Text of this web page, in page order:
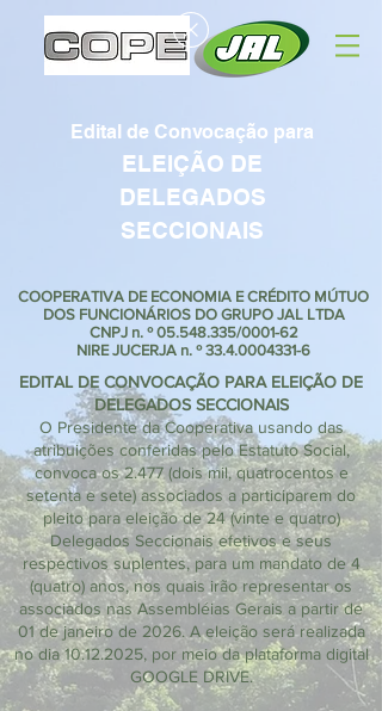
Edital de Convocação para
ELEIÇÃO DE
DELEGADOS
SECCIONAIS
COOPERATIVA DE ECONOMIA E CRÉDITO MÚTUO
DOS FUNCIONÁRIOS DO GRUPO JAL LTDA
CNPJ n. º05.548.335/0001-62
NIRE JUCERJA n. º33.4.0004331-6
EDITAL DE CONVOCAÇÃO PARA ELEIÇÃO DE
DELEGADOS SECCIONAIS
O Presidente da Cooperativa usando das
atribuições conferidas pelo Estatuto Social,
convoca os 2.477 (dois mil, quatrocentos e
setenta e sete) associados a participarem do
pleito para eleição de 24 (vinte e quatro)
Delegados Seccionais efetivos e seus
respectivos suplentes, para um mandato de 4
(quatro) anos, nos quais irão representar os
associados nas Assembléias Gerais a partir de
01 de janeiro de 2026. A eleição será realizada
no dia10.12.2025, por meio da plataforma digital
GOOGLE DRIVE.